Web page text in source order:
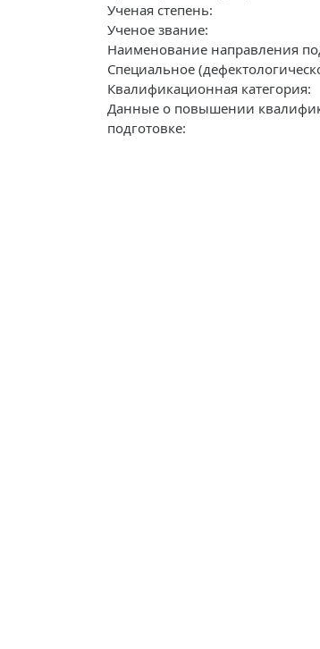
Ученая степень:
Ученое звание:
Наименование направления
Специальное
Квалификационная категория:
Данные о повышении
подготовке: